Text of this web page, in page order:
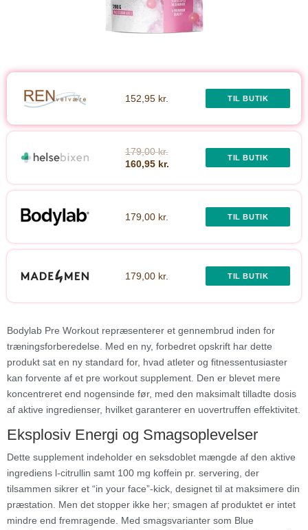
152,95 kr. TIL BUTIK
179,00 kr.
160,95 kr.
TIL BUTIK
179,00 kr. TIL BUTIK
179,00 kr. TIL BUTIK
Bodylab Pre Workout repræsenterer et gennembrud inden for
træningsforberedelse. Med en ny, forbedret opskrift har dette
produkt sat en ny standard for, hvad atleter og fitnessentusiaster
kan forvente af et pre workout supplement. Den er blevet mere
koncentreret end nogensinde før, med den maksimalt tilladte dosis
af aktive ingredienser, hvilket garanterer en uovertruffen effektivitet.
Eksplosiv Energi og Smagsoplevelser
Dette supplement indeholder en seksdoblet mængde af den aktive
ingrediens l-citrullin samt 100 mg koffein pr. servering, der
tilsammen sikrer et “in your face”-kick, designet til at maksimere din
præstation. Men det stopper ikke her; smagen af produktet er intet
mindre end fremragende. Med smagsvarianter som Blue